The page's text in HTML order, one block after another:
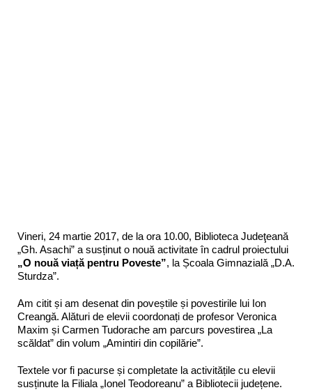
Vineri, 24 martie 2017, de la ora 10.00, Biblioteca Judeţeană
„Gh. Asachi” a susținut o nouă activitate în cadrul proiectului
„O nouă viață pentru Poveste”, la Școala Gimnazială „D.A.
Sturdza”.
Am citit și am desenat din poveștile și povestirile lui Ion
Creangă. Alături de elevii coordonați de profesor Veronica
Maxim și Carmen Tudorache am parcurs povestirea „La
scăldat” din volum „Amintiri din copilărie”.
Textele vor fi pacurse și completate la activitățile cu elevii
susținute la Filiala „Ionel Teodoreanu” a Bibliotecii județene.